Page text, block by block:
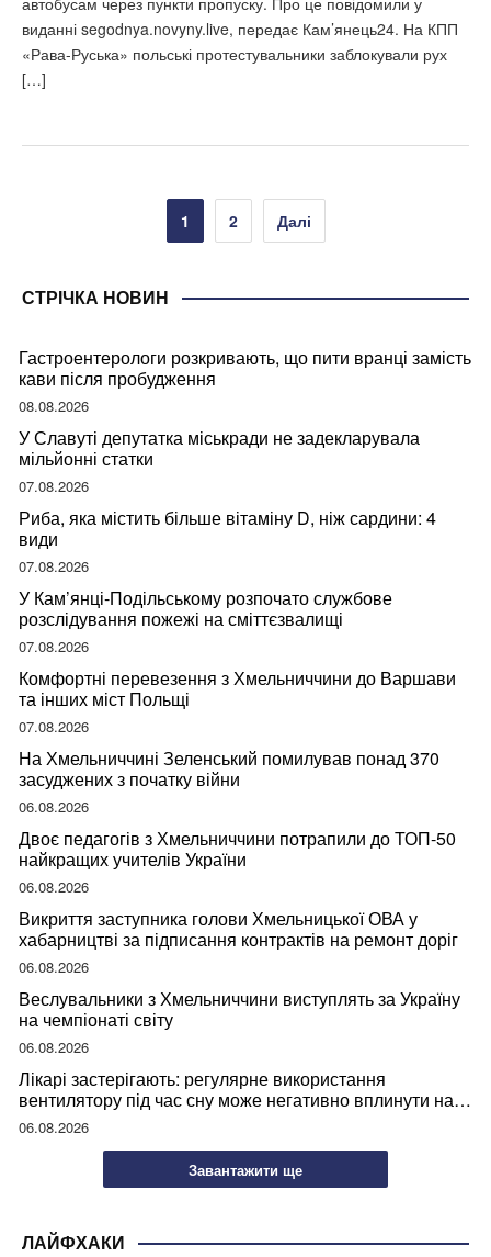
виданні segodnya.novyny.live, передає Кам’янець24. На КПП
«Рава-Руська» польські протестувальники заблокували рух
[…]
1 2 Далі
СТРІЧКА НОВИН
Гастроентерологи розкривають, що пити вранці замість
кави після пробудження
08.08.2026
У Славуті депутатка міськради не задекларувала
мільйонні статки
07.08.2026
Риба, яка містить більше вітаміну D, ніж сардини: 4
види
07.08.2026
У Кам’янці-Подільському розпочато службове
розслідування пожежі на сміттєзвалищі
07.08.2026
Комфортні перевезення з Хмельниччини до Варшави
та інших міст Польщі
07.08.2026
На Хмельниччині Зеленський помилував понад 370
засуджених з початку війни
06.08.2026
Двоє педагогів з Хмельниччини потрапили до ТОП-50
найкращих учителів України
06.08.2026
Викриття заступника голови Хмельницької ОВА у
хабарництві за підписання контрактів на ремонт доріг
06.08.2026
Веслувальники з Хмельниччини виступлять за Україну
на чемпіонаті світу
06.08.2026
Лікарі застерігають: регулярне використання
вентилятору під час сну може негативно вплинути на
ваше здоров’я
06.08.2026
Завантажити ще
ЛАЙФХАКИ